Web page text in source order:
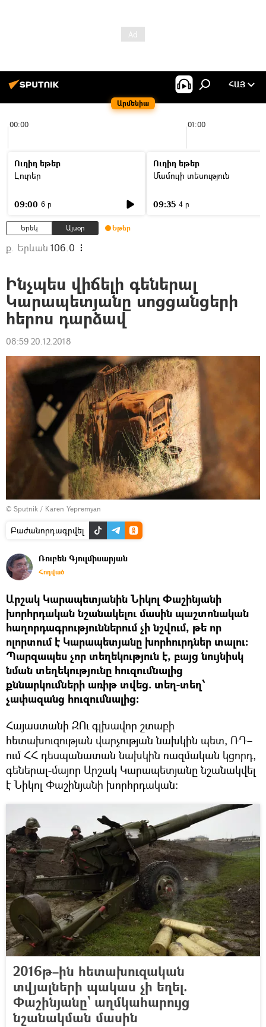
Արմենիա
ՀԱՅ
00:00 01:00
Ուղիղ եթեր
Լուրեր
09:00 6 ր
Ուղիղ եթեր
Մամուլի տեսություն
09:35 4 ր
Երեկ Այսօր Եթեր
ք. Երևան 106.0
Ինչպես վիճելի գեներալ
Կարապետյանը սոցցանցերի
հերոս դարձավ
08:59 20.12.2018
© Sputnik / Karen Yepremyan
Բաժանորդագրվել
Ռուբեն Գյուլմիսարյան
Հոդված
Արշակ Կարապետյանին Նիկոլ Փաշինյանի
խորհրդական նշանակելու մասին պաշտոնական
հաղորդագրություններում չի նշվում, թե որ
ոլորտում է Կարապետյանը խորհուրդներ տալու։
Պարզապես չոր տեղեկություն է, բայց նույնիսկ
նման տեղեկությունը հուզումնալից
քննարկումների առիթ տվեց. տեղ-տեղ՝
չափազանց հուզումնալից։
Հայաստանի ԶՈւ գլխավոր շտաբի
հետախուզության վարչության նախկին պետ, ՌԴ–
ում ՀՀ դեսպանատան նախկին ռազմական կցորդ,
գեներալ-մայոր Արշակ Կարապետյանը նշանակվել
է Նիկոլ Փաշինյանի խորհրդական։
2016թ–ին հետախուզական
տվյալների պակաս չի եղել.
Փաշինյանը` աղմկահարույց
նշանակման մասին